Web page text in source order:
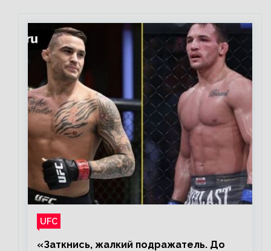
UFC
«Заткнись, жалкий подражатель. До